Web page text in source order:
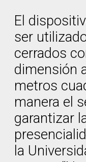
El
ser
cerrados
dimensión
metros
manera el
garantizar
la